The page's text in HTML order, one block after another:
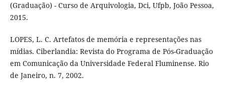
(Graduação) - Curso de Arquivologia, Dci, Ufpb, João Pessoa,
2015.
LOPES, L. C. Artefatos de memória e representações nas
mídias. Ciberlandia: Revista do Programa de Pós-Graduação
em Comunicação da Universidade Federal Fluminense. Rio
de Janeiro, n. 7, 2002.